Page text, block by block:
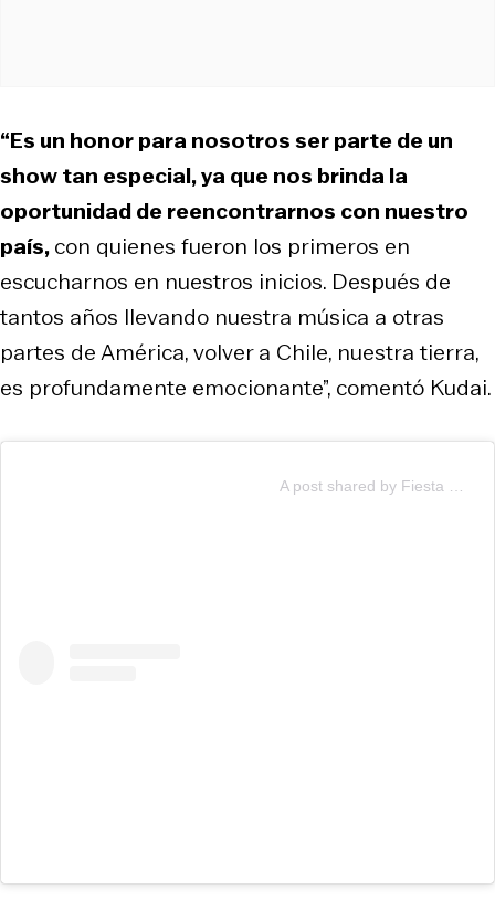
“Es un honor para nosotros ser parte de un
show tan especial, ya que nos brinda la
oportunidad de reencontrarnos con nuestro
país,con quienes fueron los primeros en
escucharnos en nuestros inicios. Después de
tantos años llevando nuestra música a otras
partes de América, volver a Chile, nuestra tierra,
es profundamente emocionante”, comentó Kudai.